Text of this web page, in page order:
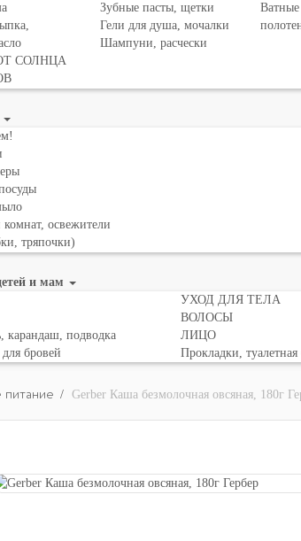
СОЛНЦА
Зубные пасты, щетки
Гели для душа, мочалки
Шампуни, расчески
освежители
тряпочки)
и мам
карандаш, подводка
бровей
УХОД ДЛЯ ТЕЛА
ВОЛОСЫ
ЛИЦО
Прокладки, туалетная
Gerber Каша безмолочная овсяная, 180г